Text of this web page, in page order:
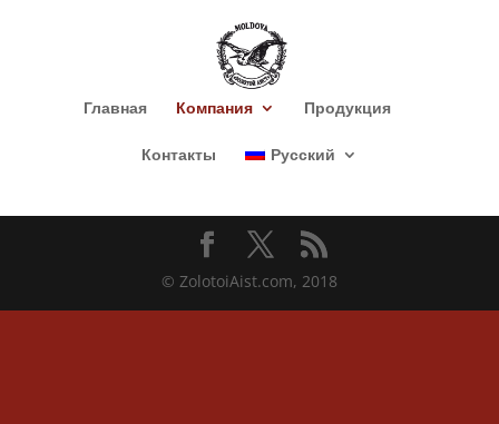
Главная Компания Продукция
Контакты Русский
© ZolotoiAist.com, 2018